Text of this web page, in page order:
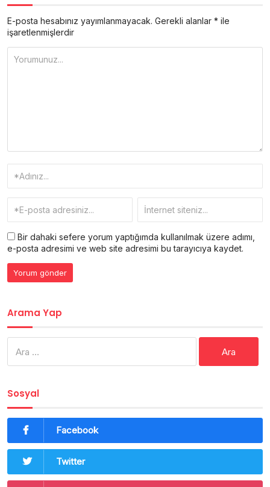
E-posta hesabınız yayımlanmayacak. Gerekli alanlar * ile
işaretlenmişlerdir
Bir dahaki sefere yorum yaptığımda kullanılmak üzere adımı,
e-posta adresimi ve web site adresimi bu tarayıcıya kaydet.
Arama Yap
Sosyal
Facebook
Twitter